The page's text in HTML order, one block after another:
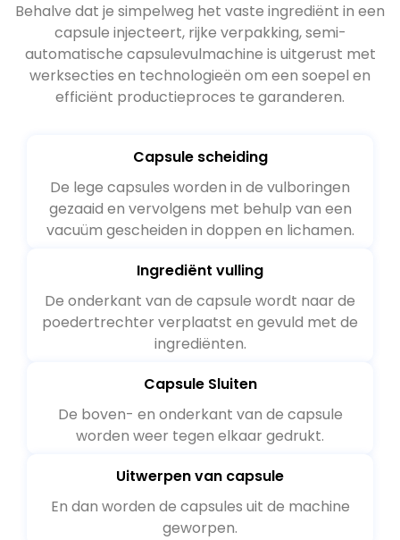
Behalve dat je simpelweg het vaste ingrediënt in een
capsule injecteert, rijke verpakking, semi-
automatische capsulevulmachine is uitgerust met
werksecties en technologieën om een ​​soepel en
efficiënt productieproces te garanderen.
Capsule scheiding
De lege capsules worden in de vulboringen
gezaaid en vervolgens met behulp van een
vacuüm gescheiden in doppen en lichamen.
Ingrediënt vulling
De onderkant van de capsule wordt naar de
poedertrechter verplaatst en gevuld met de
ingrediënten.
Capsule Sluiten
De boven- en onderkant van de capsule
worden weer tegen elkaar gedrukt.
Uitwerpen van capsule
En dan worden de capsules uit de machine
geworpen.